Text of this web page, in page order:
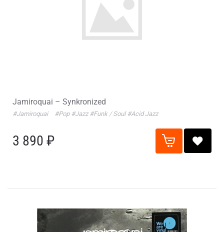
Jamiroquai – Synkronized
#Jamiroquai #Pop #Jazz #Funk / Soul #Acid Jazz
3 890 ₽